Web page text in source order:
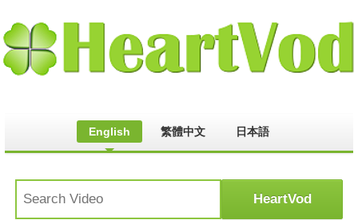
English 繁體中文 日本語